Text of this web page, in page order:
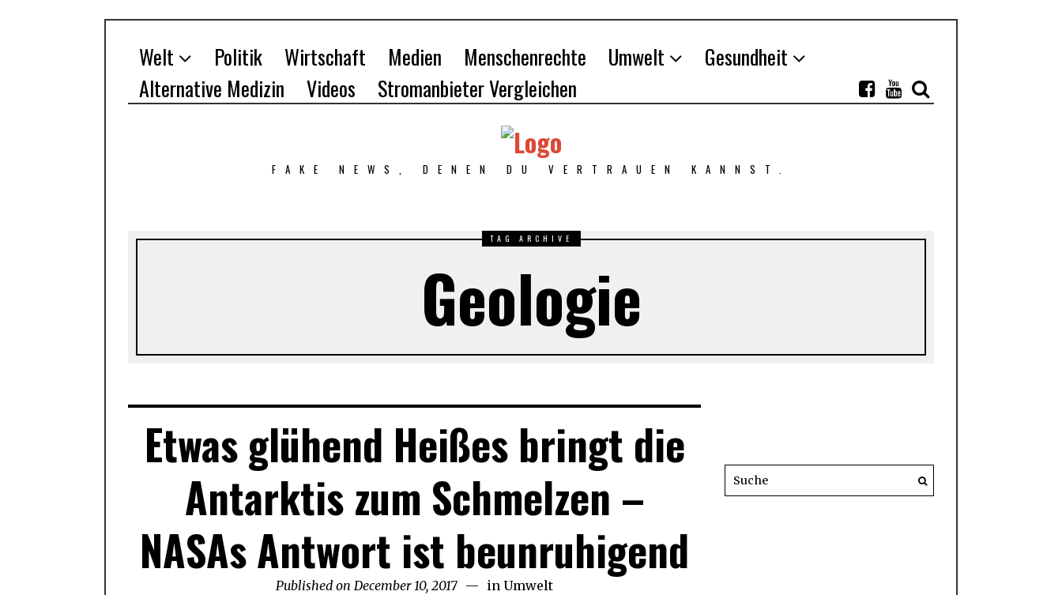
Welt Politik Wirtschaft Medien Menschenrechte Umwelt
Gesundheit
Alternative Medizin
Videos Stromanbieter Vergleichen
FAKE NEWS, DENEN DU VERTRAUEN KANNST.
TAG ARCHIVE
Geologie
Etwas glühend Heißes bringt die
Antarktis zum Schmelzen –
NASAs Antwort ist beunruhigend
Published on December 10, 2017 September
in Umwelt